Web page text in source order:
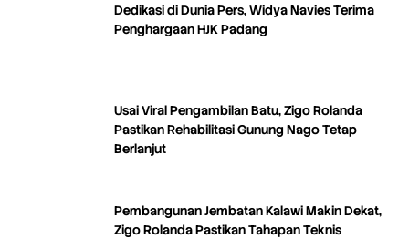
Dedikasi di Dunia Pers, Widya Navies Terima
Penghargaan HJK Padang
Usai Viral Pengambilan Batu, Zigo Rolanda
Pastikan Rehabilitasi Gunung Nago Tetap
Berlanjut
Pembangunan Jembatan Kalawi Makin Dekat,
Zigo Rolanda Pastikan Tahapan Teknis